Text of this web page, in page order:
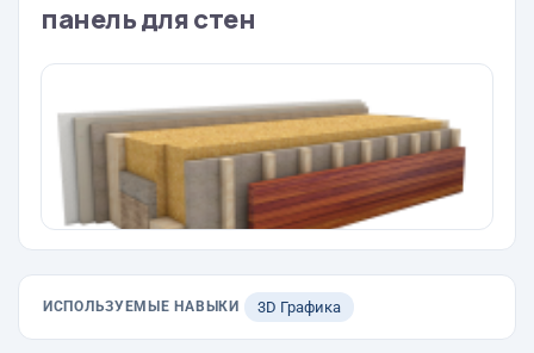
панель для стен
ИСПОЛЬЗУЕМЫЕ НАВЫКИ 3D Графика